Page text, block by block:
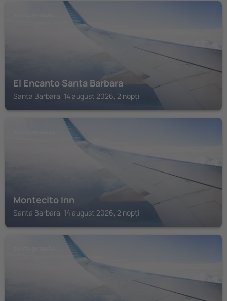
El Encanto Santa Barbara
Santa Barbara, 14 august 2026, 2 nopți
Montecito Inn
Santa Barbara, 14 august 2026, 2 nopți